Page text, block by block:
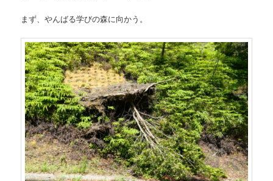
まず、やんばる学びの森に向かう。